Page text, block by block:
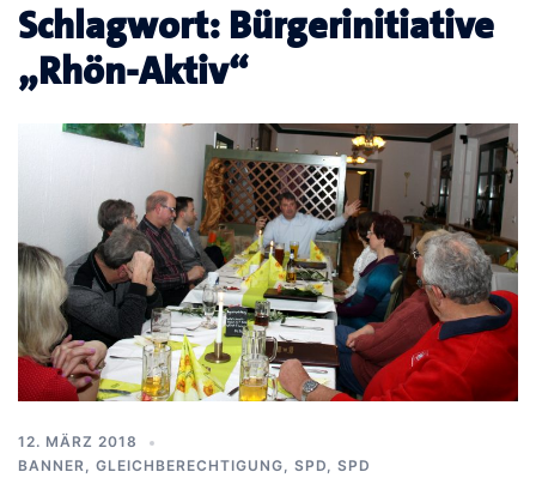
Schlagwort: Bürgerinitiative
„Rhön-Aktiv“
12. MÄRZ 2018
BANNER
GLEICHBERECHTIGUNG SPD
SPD